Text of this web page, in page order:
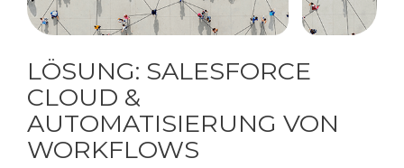
LÖSUNG​: SALESFORCE
CLOUD &
AUTOMATISIERUNG VON
WORKFLOWS